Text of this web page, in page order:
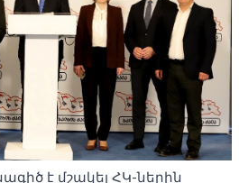
է մշակել ՀԿ-ներին